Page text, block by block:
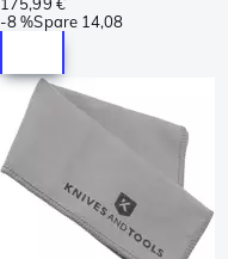
-8 %Spare 14,08